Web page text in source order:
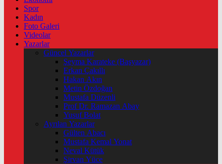
Spor
Kadın
Foto Galeri
Videolar
Yazarlar
Güncel Yazarlar
Şeyma Karateke (Başyazar)
Erkan Çakıllı
Hakan Akın
Metin Özdoğan
Mustafa Düzenli
Prof Dr. Ramazan Abay
Yusuf Bolat
Ayrılan Yazarlar
Gülten Abacı
Mustafa Kemal Yonat
Neval Kütük
Şirvan Yüce